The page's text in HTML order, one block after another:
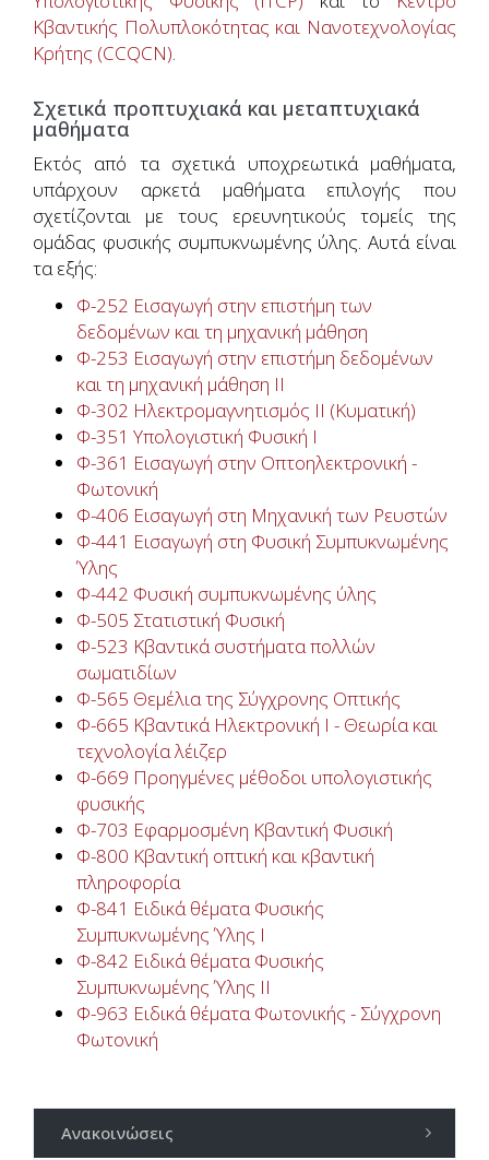
Κβαντικής Πολυπλοκότητας και Νανοτεχνολογίας
Κρήτης (CCQCN).
Σχετικά προπτυχιακά και μεταπτυχιακά
μαθήματα
Εκτός από τα σχετικά υποχρεωτικά μαθήματα,
υπάρχουν αρκετά μαθήματα επιλογής που
σχετίζονται με τους ερευνητικούς τομείς της
ομάδας φυσικής συμπυκνωμένης ύλης. Αυτά είναι
τα εξής:
Φ-252 Εισαγωγή στην επιστήμη των
δεδομένων και τη μηχανική μάθηση
Φ-253 Εισαγωγή στην επιστήμη δεδομένων
και τη μηχανική μάθηση II
Φ-302 Ηλεκτρομαγνητισμός ΙΙ (Κυματική)
Φ-351 Υπολογιστική Φυσική Ι
Φ-361 Εισαγωγή στην Οπτοηλεκτρονική -
Φωτονική
Φ-406 Εισαγωγή στη Μηχανική των Ρευστών
Φ-441 Εισαγωγή στη Φυσική Συμπυκνωμένης
Ύλης
Φ-442 Φυσική συμπυκνωμένης ύλης
Φ-505 Στατιστική Φυσική
Φ-523 Κβαντικά συστήματα πολλών
σωματιδίων
Φ-565 Θεμέλια της Σύγχρονης Οπτικής
Φ-665 Κβαντικά Ηλεκτρονική Ι - Θεωρία και
τεχνολογία λέιζερ
Φ-669 Προηγμένες μέθοδοι υπολογιστικής
φυσικής
Φ-703 Εφαρμοσμένη Κβαντική Φυσική
Φ-800 Κβαντική οπτική και κβαντική
πληροφορία
Φ-841 Ειδικά θέματα Φυσικής
Συμπυκνωμένης Ύλης Ι
Φ-842 Ειδικά θέματα Φυσικής
Συμπυκνωμένης Ύλης ΙΙ
Φ-963 Ειδικά θέματα Φωτονικής - Σύγχρονη
Φωτονική
Ανακοινώσεις